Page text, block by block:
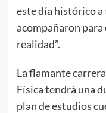
este día histórico a
acompañaron para
realidad”.
La flamante
Física tendrá una
plan de estudios